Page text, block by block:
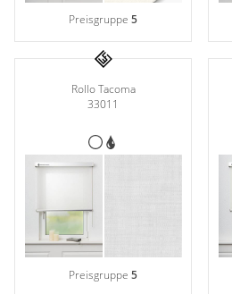
Preisgruppe5
Rollo Tacoma
33011
Preisgruppe5